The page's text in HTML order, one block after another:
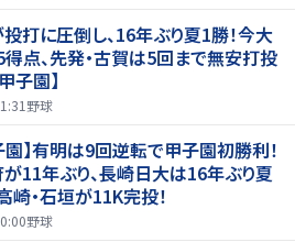
打に圧倒し、16年ぶり夏1勝！今大
点、先発・古賀は5回まで無安打投
子園】
野球
園】有明は9回逆転で甲子園初勝利！
11年ぶり、長崎日大は16年ぶり夏
崎・石垣が11K完投！
野球